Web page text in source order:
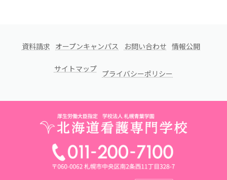
資料請求 オープンキャンパス お問い合わせ 情報公開
サイトマップ
プライバシーポリシー